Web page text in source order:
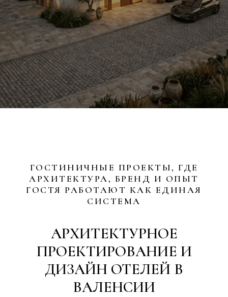
ГОСТИНИЧНЫЕ ПРОЕКТЫ, ГДЕ
АРХИТЕКТУРА, БРЕНД И ОПЫТ
ГОСТЯ РАБОТАЮТ КАК ЕДИНАЯ
СИСТЕМА
АРХИТЕКТУРНОЕ
ПРОЕКТИРОВАНИЕ И
ДИЗАЙН ОТЕЛЕЙ В
ВАЛЕНСИИ